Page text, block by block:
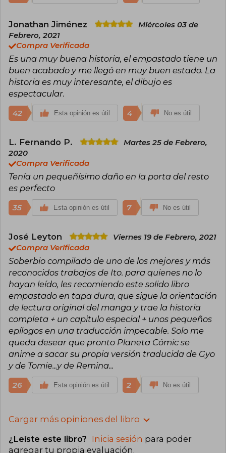
conectar con los miedos más profundos de la
audiencia. Aunque de carácter discreto,
continúa desarrollando nuevas historias,
leídos y admirados dentro del horror gráfico
contemporáneo.
Jonathan Jiménez
Miércoles 03 de
Febrero, 2021
Compra Verificada
Es una muy buena historia, el empastado tiene un
buen acabado y me llegó en muy buen estado. La
historia es muy interesante, el dibujo es
espectacular.
42 Esta opinión es útil 4 No es útil
L. Fernando P.
Martes 25 de Febrero,
2020
Compra Verificada
Tenía un pequeñísimo daño en la porta del resto
es perfecto
35 Esta opinión es útil 7 No es útil
José Leyton
Viernes 19 de Febrero, 2021
Compra Verificada
Soberbio compilado de uno de los mejores y más
reconocidos trabajos de Ito. para quienes no lo
hayan leído, les recomiendo este solido libro
empastado en tapa dura, que sigue la orientación
de lectura original del manga y trae la historia
completa + un capitulo especial + unos pequeños
epílogos en una traducción impecable. Solo me
queda desear que pronto Planeta Cómic se
anime a sacar su propia versión traducida de Gyo
y de Tomie...y de Remina...
26 Esta opinión es útil 2 No es útil
Cargar más opiniones del libro
¿Leíste este libro? Inicia sesión para poder
agregar tu propia evaluación.